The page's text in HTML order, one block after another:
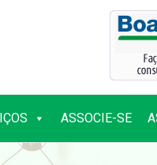
ASSOCIE-SE
ASSOCIE-SE